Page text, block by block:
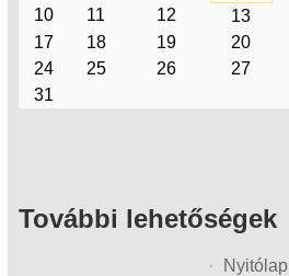
10
11 12 13
17
18 19 20
24
25 26 27
31
További lehetőségek
Nyitólap